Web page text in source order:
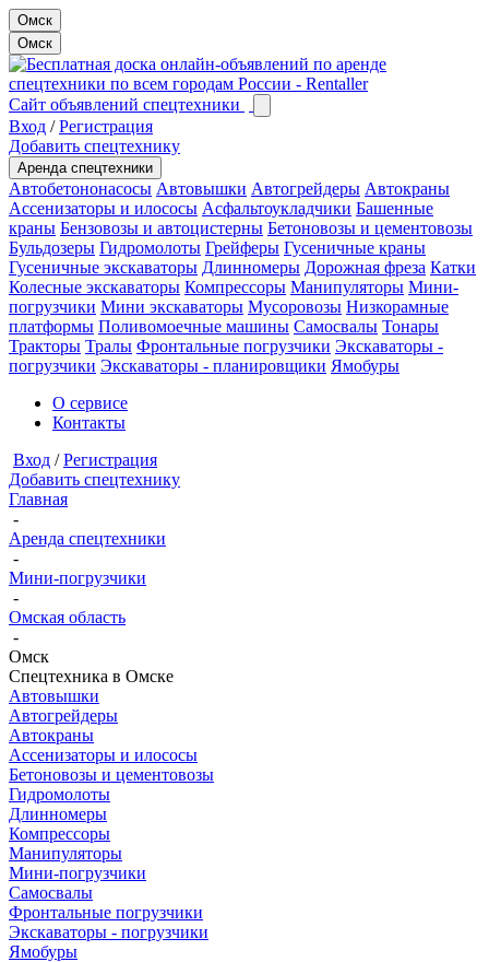
Омск
Омск
Сайт объявлений спецтехники
Вход /Регистрация
Добавить спецтехнику
Аренда спецтехники
Автобетононасосы Автовышки Автогрейдеры Автокраны
Ассенизаторы и илососы Асфальтоукладчики Башенные
краны Бензовозы и автоцистерны Бетоновозы и цементовозы
Бульдозеры Гидромолоты Грейферы Гусеничные краны
Гусеничные экскаваторы Длинномеры Дорожная фреза Катки
Колесные экскаваторы Компрессоры Манипуляторы Мини-
погрузчики Мини экскаваторы Мусоровозы Низкорамные
платформы Поливомоечные машины Самосвалы Тонары
Тракторы Тралы Фронтальные погрузчики Экскаваторы -
погрузчики Экскаваторы - планировщики Ямобуры
О сервисе
Контакты
Вход /Регистрация
Добавить спецтехнику
Главная
-
Аренда спецтехники
-
Мини-погрузчики
-
Омская область
-
Омск
Спецтехника в Омске
Автовышки
Автогрейдеры
Автокраны
Ассенизаторы и илососы
Бетоновозы и цементовозы
Гидромолоты
Длинномеры
Компрессоры
Манипуляторы
Мини-погрузчики
Самосвалы
Фронтальные погрузчики
Экскаваторы - погрузчики
Ямобуры